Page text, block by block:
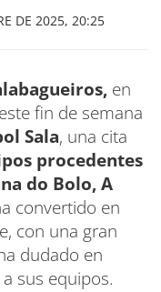
DE 2025, 20:25
en
fin de semana
Sala, una cita
procedentes
do Bolo, A
convertido en
con una gran
dudado en
sus equipos.